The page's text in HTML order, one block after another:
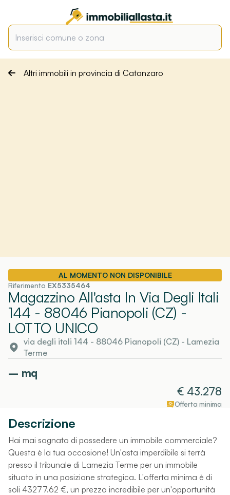
Altri immobili in provincia di Catanzaro
AL MOMENTO NON DISPONIBILE
Riferimento EX5335464
Magazzino All'asta In Via Degli Itali
144 - 88046 Pianopoli (CZ) -
LOTTO UNICO
via degli itali 144 - 88046 Pianopoli (CZ)- Lamezia
Terme
– mq
€ 43.278
Offerta minima
Descrizione
Hai mai sognato di possedere un immobile commerciale?
Questa è la tua occasione! Un'asta imperdibile si terrà
presso il tribunale di Lamezia Terme per un immobile
situato in una posizione strategica. L'offerta minima è di
soli 43277.62 €, un prezzo incredibile per un'opportunità